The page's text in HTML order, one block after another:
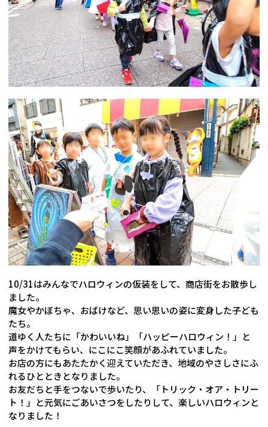
10/31はみんなでハロウィンの仮装をして、商店街をお散歩し
ました。
魔女やかぼちゃ、おばけなど、思い思いの姿に変身した子ども
たち。
道ゆく人たちに「かわいいね」「ハッピーハロウィン！」と
声をかけてもらい、にこにこ笑顔があふれていました。
お店の方にもあたたかく迎えていただき、地域のやさしさにふ
れるひとときとなりました。
お友だちと手をつないで歩いたり、「トリック・オア・トリー
ト！」と元気にごあいさつをしたりして、楽しいハロウィンと
なりました！